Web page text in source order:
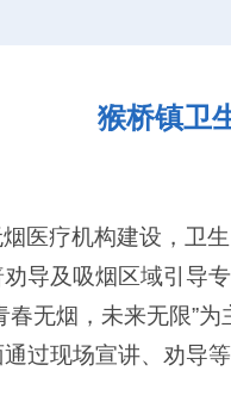
猴桥镇卫
医疗机构建设，卫
导及吸烟区域引导
春无烟，未来无限”
过现场宣讲、劝导